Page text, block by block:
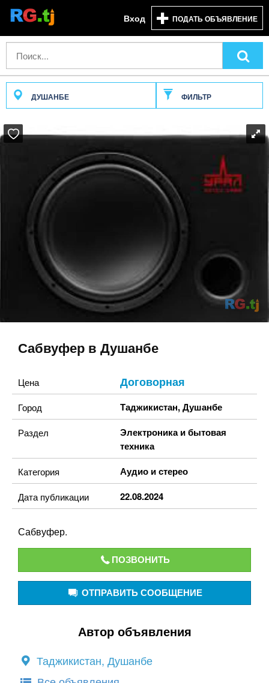
Вход ПОДАТЬ ОБЪЯВЛЕНИЕ
ДУШАНБЕ ФИЛЬТР
Сабвуфер в Душанбе
Цена Договорная
Город Таджикистан,Душанбе
Раздел
Электроника и бытовая
техника
Категория Аудио и стерео
Дата публикации 22.08.2024
Сабвуфер.
ПОЗВОНИТЬ
ОТПРАВИТЬ СООБЩЕНИЕ
Автор объявления
Таджикистан, Душанбе